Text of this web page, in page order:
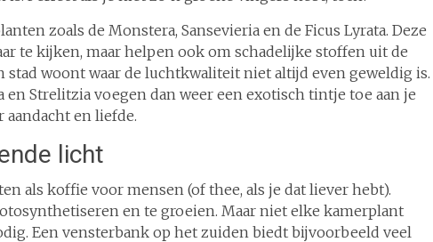
zoals de Monstera, Sansevieria en de Ficus Lyrata. Deze
te kijken, maar helpen ook om schadelijke stoffen uit de
stad woont waar de luchtkwaliteit niet altijd even geweldig is.
en Strelitzia voegen dan weer een exotisch tintje toe aan je
aandacht en liefde.
licht
als koffie voor mensen (of thee, als je dat liever hebt).
en te groeien. Maar niet elke kamerplant
Een vensterbank op het zuiden biedt bijvoorbeeld veel